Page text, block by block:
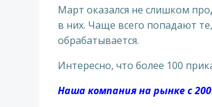
Март оказался не слишком
в них. Чаще всего попадают
обрабатывается.
Интересно, что более 100
Наша компания на рынке с